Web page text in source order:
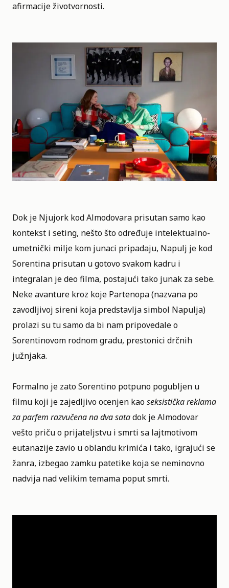
afirmacije životvornosti.
Dok je Njujork kod Almodovara prisutan samo kao
kontekst i seting, nešto što određuje intelektualno-
umetnički milje kom junaci pripadaju, Napulj je kod
Sorentina prisutan u gotovo svakom kadru i
integralan je deo filma, postajući tako junak za sebe.
Neke avanture kroz koje Partenopa (nazvana po
zavodljivoj sireni koja predstavlja simbol Napulja)
prolazi su tu samo da bi nam pripovedale o
Sorentinovom rodnom gradu, prestonici drčnih
južnjaka.
Formalno je zato Sorentino potpuno pogubljen u
filmu koji je zajedljivo ocenjen kaoseksistička reklama
za parfem razvučena na dva satadok je Almodovar
vešto priču o prijateljstvu i smrti sa lajtmotivom
eutanazije zavio u oblandu krimića i tako, igrajući se
žanra, izbegao zamku patetike koja se neminovno
nadvija nad velikim temama poput smrti.